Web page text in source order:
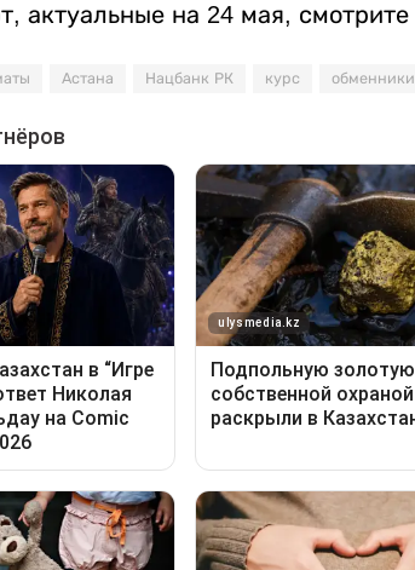
актуальные на 24 мая, смотрите
Астана Нацбанк РК курс обменники